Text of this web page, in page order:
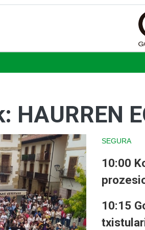
HAURREN
SEGURA
10:00
10:15